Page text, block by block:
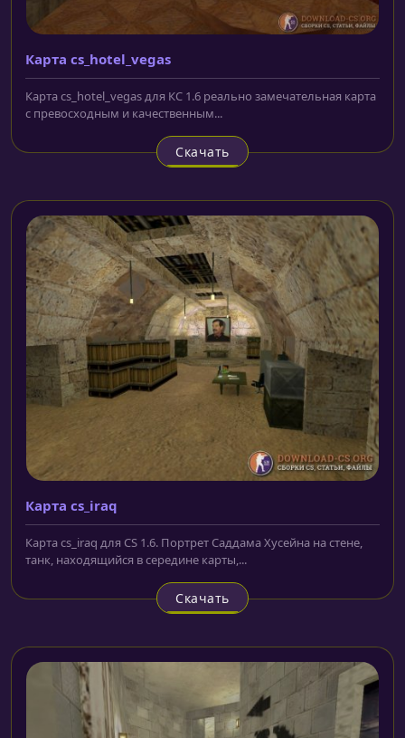
Карта cs_hotel_vegas
Карта cs_hotel_vegas для КС 1.6 реально замечательная карта
с превосходным и качественным...
Скачать
Карта cs_iraq
Карта cs_iraq для CS 1.6. Портрет Саддама Хусейна на стене,
танк, находящийся в середине карты,...
Скачать